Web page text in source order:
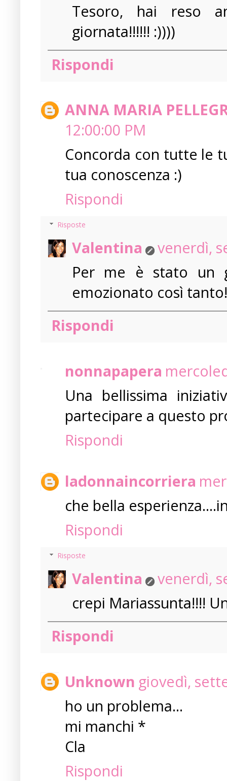
Tesoro, hai reso
giornata!!!!!! :))))
Rispondi
ANNA MARIA
12:00:00 PM
Concorda con tutte le
tua conoscenza :)
Rispondi
Risposte
Valentina
venerdì,
Per me è stato un
emozionato così
Rispondi
nonnapapera
Una bellissima
partecipare a questo
Rispondi
ladonnaincorriera
che bella
Rispondi
Risposte
Valentina
venerdì,
crepi Mariassunta!!!!
Rispondi
Unknown giovedì,
ho un problema...
mi manchi *
Cla
Rispondi